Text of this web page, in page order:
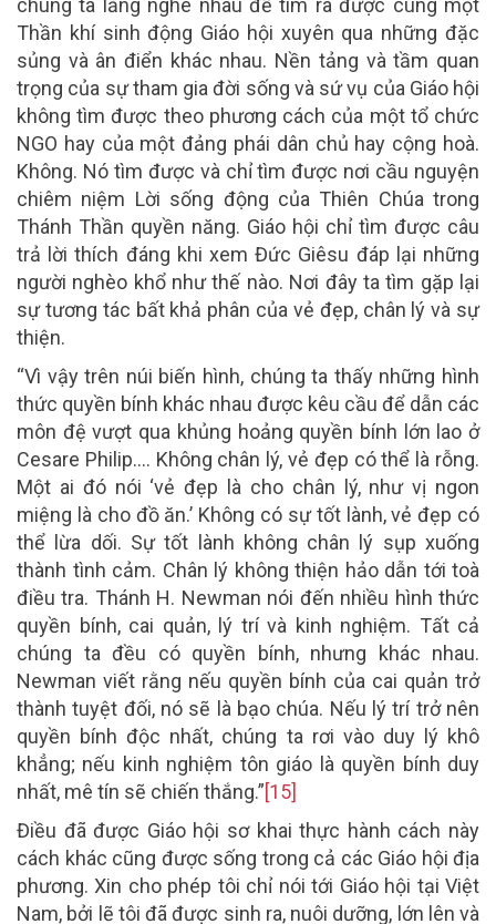
chúng ta lắng nghe nhau để tìm ra được cùng một
Thần khí sinh động Giáo hội xuyên qua những đặc
sủng và ân điển khác nhau. Nền tảng và tầm quan
trọng của sự tham gia đời sống và sứ vụ của Giáo hội
không tìm được theo phương cách của một tổ chức
NGO hay của một đảng phái dân chủ hay cộng hoà.
Không. Nó tìm được và chỉ tìm được nơi cầu nguyện
chiêm niệm Lời sống động của Thiên Chúa trong
Thánh Thần quyền năng. Giáo hội chỉ tìm được câu
trả lời thích đáng khi xem Đức Giêsu đáp lại những
người nghèo khổ như thế nào. Nơi đây ta tìm gặp lại
sự tương tác bất khả phân của vẻ đẹp, chân lý và sự
thiện.
“Vì vậy trên núi biến hình, chúng ta thấy những hình
thức quyền bính khác nhau được kêu cầu để dẫn các
môn đệ vượt qua khủng hoảng quyền bính lớn lao ở
Cesare Philip…. Không chân lý, vẻ đẹp có thể là rỗng.
Một ai đó nói ‘vẻ đẹp là cho chân lý, như vị ngon
miệng là cho đồ ăn.’ Không có sự tốt lành, vẻ đẹp có
thể lừa dối. Sự tốt lành không chân lý sụp xuống
thành tình cảm. Chân lý không thiện hảo dẫn tới toà
điều tra. Thánh H. Newman nói đến nhiều hình thức
quyền bính, cai quản, lý trí và kinh nghiệm. Tất cả
chúng ta đều có quyền bính, nhưng khác nhau.
Newman viết rằng nếu quyền bính của cai quản trở
thành tuyệt đối, nó sẽ là bạo chúa. Nếu lý trí trở nên
quyền bính độc nhất, chúng ta rơi vào duy lý khô
khẳng; nếu kinh nghiệm tôn giáo là quyền bính duy
nhất, mê tín sẽ chiến thắng.”[15]
Điều đã được Giáo hội sơ khai thực hành cách này
cách khác cũng được sống trong cả các Giáo hội địa
phương. Xin cho phép tôi chỉ nói tới Giáo hội tại Việt
Nam, bởi lẽ tôi đã được sinh ra, nuôi dưỡng, lớn lên và